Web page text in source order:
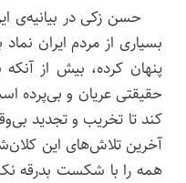
حسن زکی در بیانیه‌ی
بسیاری از مردم ایران
پنهان کرده، بیش از
حقیقتی عریان و بی‌پرده
کند تا تخریب و تجدید
آخرین تلاش‌های این
همه را با شکست بدرقه